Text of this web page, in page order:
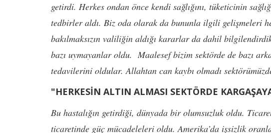
getirdi. Herkes ondan önce kendi sağlığını, tüketicinin
tedbirler aldı. Biz oda olarak da bununla ilgili gelişmeleri
bakılmaksızın valiliğin aldığı kararlar da dahil
bazı uymayanlar oldu. Maalesef bizim sektörde de bazı
tedavilerini oldular. Allahtan can kaybı olmadı
"HERKESİN ALTIN ALMASI SEKTÖRDE
Bu hastalığın getirdiği, dünyada bir olumsuzluk oldu.
ticaretinde güç mücadeleleri oldu. Amerika’da işsizlik